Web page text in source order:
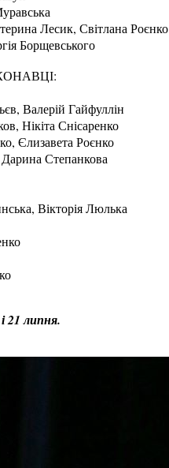
Лесик, Світлана Роєнко
Борщевського
Валерій Гайфуллін
Нікіта Снісаренко
Єлизавета Роєнко
Степанкова
Вікторія Люлька
21 липня.